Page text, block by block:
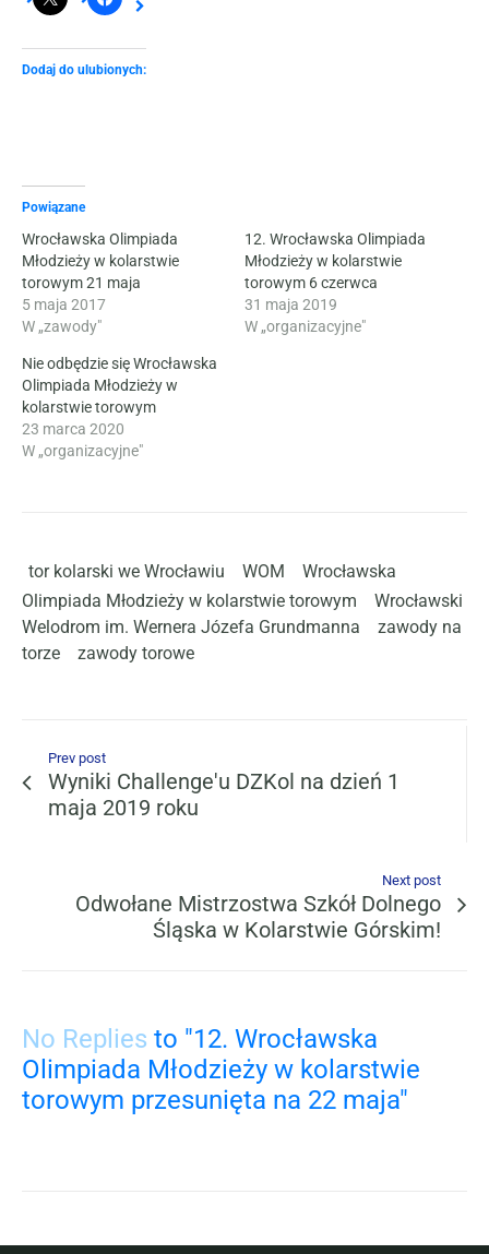
Dodaj do ulubionych:
Powiązane
Wrocławska Olimpiada
Młodzieży w kolarstwie
torowym 21 maja
5 maja 2017
W „zawody"
12. Wrocławska Olimpiada
Młodzieży w kolarstwie
torowym 6 czerwca
31 maja 2019
W „organizacyjne"
Nie odbędzie się Wrocławska
Olimpiada Młodzieży w
kolarstwie torowym
23 marca 2020
W „organizacyjne"
tor kolarski we Wrocławiu WOM
Wrocławska
Olimpiada Młodzieży w kolarstwie torowym
Wrocławski
Welodrom im. Wernera Józefa Grundmanna
zawody na
torze
zawody torowe
Prev post
Wyniki Challenge'u DZKol na dzień 1
maja 2019 roku
Next post
Odwołane Mistrzostwa Szkół Dolnego
Śląska w Kolarstwie Górskim!
No Replies to "12. Wrocławska
Olimpiada Młodzieży w kolarstwie
torowym przesunięta na 22 maja"